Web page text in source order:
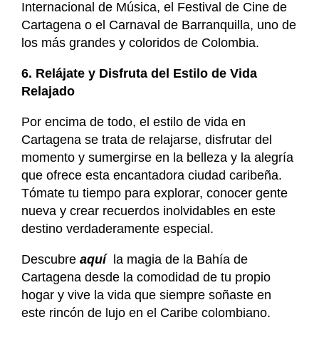
Internacional de Música, el Festival de Cine de
Cartagena o el Carnaval de Barranquilla, uno de
los más grandes y coloridos de Colombia.
6. Relájate y Disfruta del Estilo de Vida
Relajado
Por encima de todo, el estilo de vida en
Cartagena se trata de relajarse, disfrutar del
momento y sumergirse en la belleza y la alegría
que ofrece esta encantadora ciudad caribeña.
Tómate tu tiempo para explorar, conocer gente
nueva y crear recuerdos inolvidables en este
destino verdaderamente especial.
Descubre aquí
la magia de la Bahía de
Cartagena desde la comodidad de tu propio
hogar y vive la vida que siempre soñaste en
este rincón de lujo en el Caribe colombiano.